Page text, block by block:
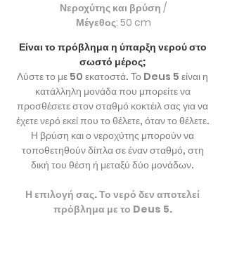
Νεροχύτης και βρύση /
Μέγεθος: 50 cm
Είναι το πρόβλημα η ύπαρξη νερού στο
σωστό μέρος;
Λύστε το με 50 εκατοστά. Το Deus 5 είναι η
κατάλληλη μονάδα που μπορείτε να
προσθέσετε στον σταθμό κοκτέιλ σας για να
έχετε νερό εκεί που το θέλετε, όταν το θέλετε.
Η βρύση και ο νεροχύτης μπορούν να
τοποθετηθούν δίπλα σε έναν σταθμό, στη
δική του θέση ή μεταξύ δύο μονάδων.
Η επιλογή σας. Το νερό δεν αποτελεί
πρόβλημα με το Deus 5.